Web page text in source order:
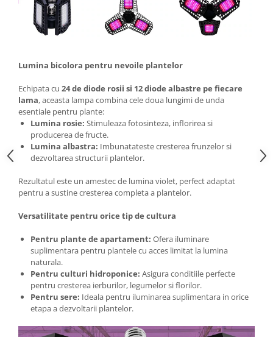
Lumina bicolora pentru nevoile plantelor
Echipata cu 24 de diode rosii si 12 diode albastre pe fiecare
lama, aceasta lampa combina cele doua lungimi de unda
esentiale pentru plante:
Lumina rosie: Stimuleaza fotosinteza, inflorirea si
producerea de fructe.
Lumina albastra: Imbunatateste cresterea frunzelor si
dezvoltarea structurii plantelor.
Rezultatul este un amestec de lumina violet, perfect adaptat
pentru a sustine cresterea completa a plantelor.
Versatilitate pentru orice tip de cultura
Pentru plante de apartament: Ofera iluminare
suplimentara pentru plantele cu acces limitat la lumina
naturala.
Pentru culturi hidroponice: Asigura conditiile perfecte
pentru cresterea ierburilor, legumelor si florilor.
Pentru sere: Ideala pentru iluminarea suplimentara in orice
etapa a dezvoltarii plantelor.